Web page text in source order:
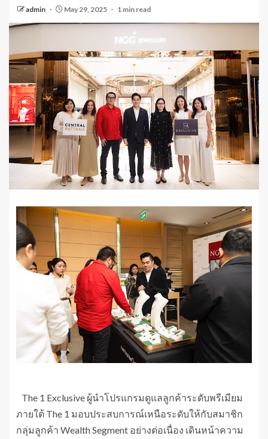
admin May 29, 2025 1 min read
The 1 Exclusive ผู้นำโปรแกรมดูแลลูกค้าระดับพรีเมียม
ภายใต้ The 1 มอบประสบการณ์เหนือระดับให้กับสมาชิก
กลุ่มลูกค้า Wealth Segment อย่างต่อเนื่อง เดินหน้าความ